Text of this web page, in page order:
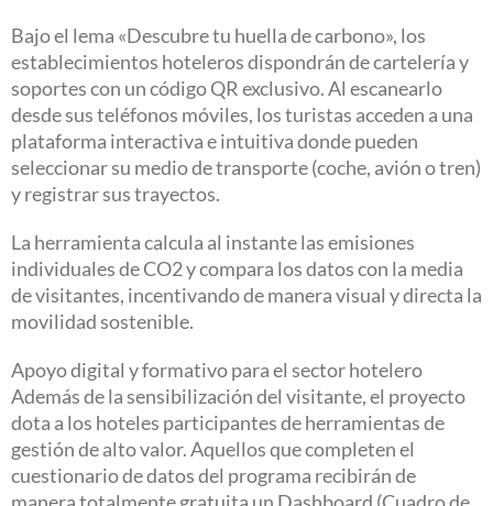
Bajo el lema «Descubre tu huella de carbono», los
establecimientos hoteleros dispondrán de cartelería y
soportes con un código QR exclusivo. Al escanearlo
desde sus teléfonos móviles, los turistas acceden a una
plataforma interactiva e intuitiva donde pueden
seleccionar su medio de transporte (coche, avión o tren)
y registrar sus trayectos.
La herramienta calcula al instante las emisiones
individuales de CO2 y compara los datos con la media
de visitantes, incentivando de manera visual y directa la
movilidad sostenible.
Apoyo digital y formativo para el sector hotelero
Además de la sensibilización del visitante, el proyecto
dota a los hoteles participantes de herramientas de
gestión de alto valor. Aquellos que completen el
cuestionario de datos del programa recibirán de